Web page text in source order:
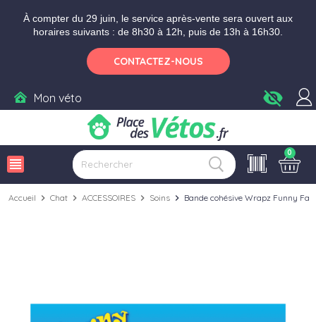
À compter du 29 juin, le service après-vente sera ouvert aux
horaires suivants : de 8h30 à 12h, puis de 13h à 16h30.
CONTACTEZ-NOUS
Mon véto visibility_off
view_headline
0
Accueil chevron_right Chat chevron_right ACCESSOIRES chevron_right Soins chevron_right Bande cohésive Wrapz Funny